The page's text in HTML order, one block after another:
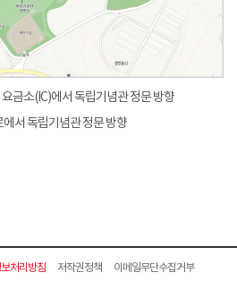
금소(IC)에서 독립기념관 정문 방향
서 독립기념관 정문 방향
처리방침 저작권정책
이메일무단수집거부